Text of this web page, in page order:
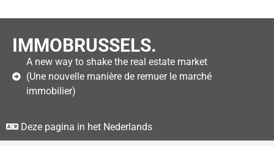
IMMOBRUSSELS.
A new way to shake the real estate market
(Une nouvelle manière de remuer le marché
immobilier)
Deze pagina in het Nederlands